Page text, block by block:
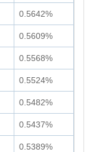
0.5642%
0.5609%
0.5568%
0.5524%
0.5482%
0.5437%
0.5389%